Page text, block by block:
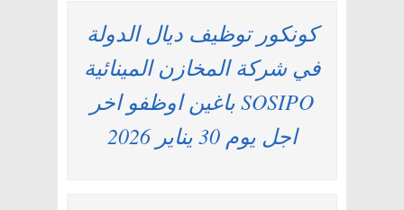
كونكور توظيف ديال الدولة
في شركة المخازن المينائية
SOSIPO باغين اوظفو اخر
اجل يوم 30 يناير 2026